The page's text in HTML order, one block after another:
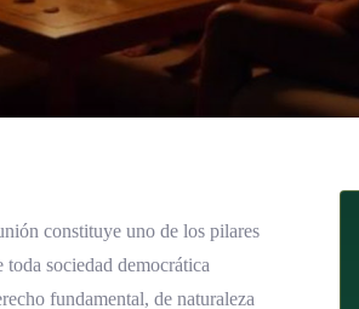
constituye uno de los pilares
toda sociedad democrática
fundamental, de naturaleza